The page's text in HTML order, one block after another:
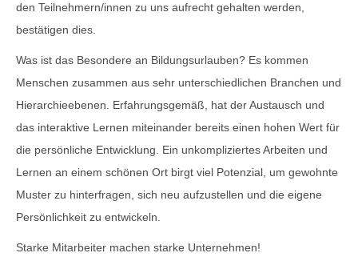
den Teilnehmern/innen zu uns aufrecht gehalten werden,
bestätigen dies.
Was ist das Besondere an Bildungsurlauben? Es kommen
Menschen zusammen aus sehr unterschiedlichen Branchen und
Hierarchieebenen. Erfahrungsgemäß, hat der Austausch und
das interaktive Lernen miteinander bereits einen hohen Wert für
die persönliche Entwicklung. Ein unkompliziertes Arbeiten und
Lernen an einem schönen Ort birgt viel Potenzial, um gewohnte
Muster zu hinterfragen, sich neu aufzustellen und die eigene
Persönlichkeit zu entwickeln.
Starke Mitarbeiter machen starke Unternehmen!